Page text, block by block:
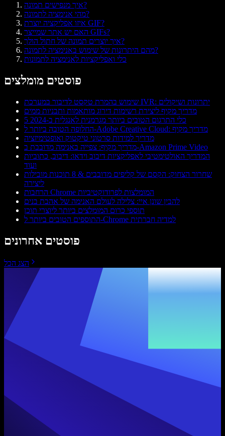
איך מנפישים תמונה?
מהי אנימציה לתמונה?
איזו אפליקציה יוצרת GIF?
האם יש אתר שמייצר GIFs?
איך יוצרים תמונה של חתול הולך?
מהם היתרונות של שימוש באנימציה לתמונה?
כלי ואפליקציות לאנימציה לתמונות
פוסטים מומלצים
שימוש בהמרת טקסט לדיבור במערכת IVR: יתרונות ושיקולים
מדריך מקיף ליצירת רשימות דירוג מותאמות ותבניות ממים
5 כלי התרגום הטובים ביותר מגרמנית לאנגלית ב-2024
החלופה הטובה ביותר ל-Adobe Creative Cloud: מדריך מקיף
מדריך למידות סרטוני טיקטוק ואופטימיזציה
מדריך מקיף: צפייה באנימה מדובבת ב-Amazon Prime Video
המדריך האולטימטיבי לאפליקציות דיבוב וידאו: דיבוב, כתוביות
ועוד
שחרור הצחוק: הקסם של קליפים מדובבים & 8 תוכנות מובילות
ליצירה
הרחבות Chrome המומלצות לפרודוקטיביות
להבין שונן איי: צלילה לעולם האנימה של אהבת בנים
תוספי כרום המומלצים ביותר ליוצרי תוכן
התוספים הטובים ביותר ל-Chrome למדיה חברתית
פוסטים אחרונים
הצג הכל